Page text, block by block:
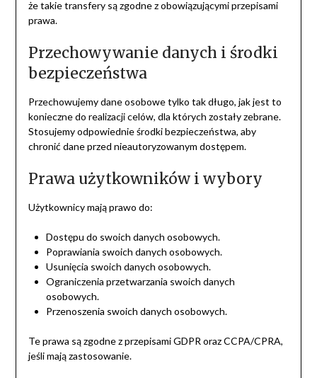
że takie transfery są zgodne z obowiązującymi przepisami
prawa.
Przechowywanie danych i środki
bezpieczeństwa
Przechowujemy dane osobowe tylko tak długo, jak jest to
konieczne do realizacji celów, dla których zostały zebrane.
Stosujemy odpowiednie środki bezpieczeństwa, aby
chronić dane przed nieautoryzowanym dostępem.
Prawa użytkowników i wybory
Użytkownicy mają prawo do:
Dostępu do swoich danych osobowych.
Poprawiania swoich danych osobowych.
Usunięcia swoich danych osobowych.
Ograniczenia przetwarzania swoich danych
osobowych.
Przenoszenia swoich danych osobowych.
Te prawa są zgodne z przepisami GDPR oraz CCPA/CPRA,
jeśli mają zastosowanie.